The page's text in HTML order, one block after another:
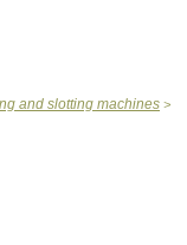
and slotting machines >